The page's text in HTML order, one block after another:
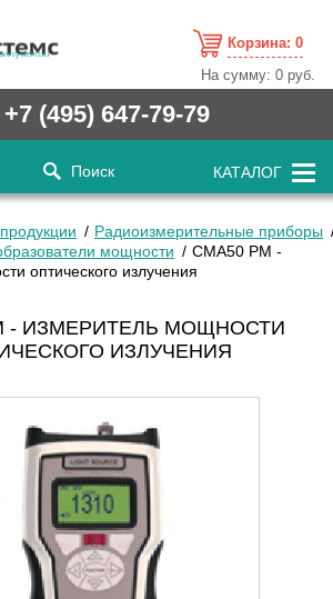
Корзина: 0
На сумму:0 руб.
+7 (495) 647-79-79
Поиск КАТАЛОГ
Радиоизмерительные приборы
мощности
CMA50 PM -
оптического излучения
- ИЗМЕРИТЕЛЬ МОЩНОСТИ
ИЗЛУЧЕНИЯ